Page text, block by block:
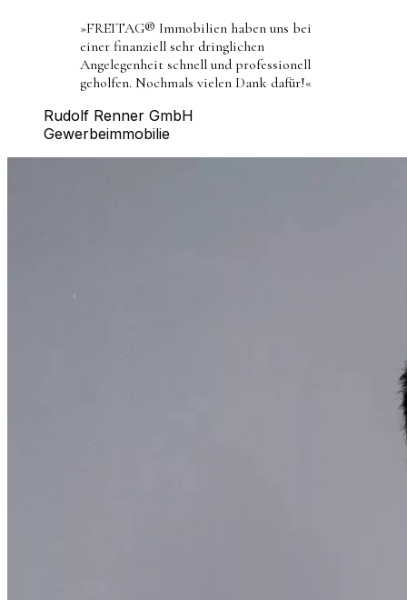
»FREITAG® Immobilien haben uns bei
einer finanziell sehr dringlichen
Angelegenheit schnell und professionell
geholfen. Nochmals vielen Dank dafür!«
Rudolf Renner GmbH
Gewerbeimmobilie